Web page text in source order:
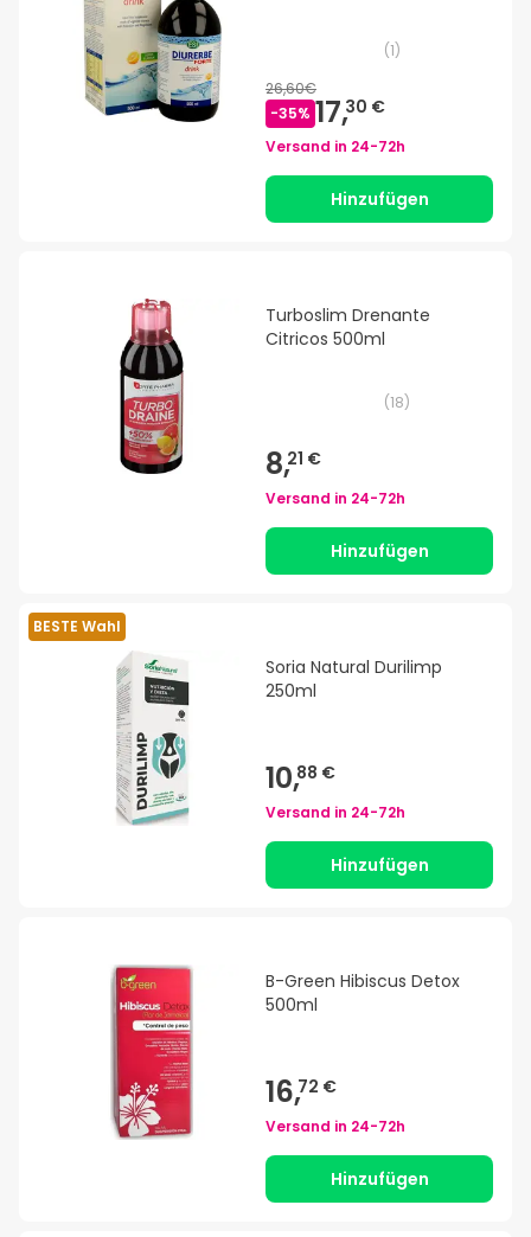
(1)
26,60€
-35% 17,30 €
Versand in 24-72h
Hinzufügen
Turboslim Drenante
Citricos 500ml
(18)
8,21 €
Versand in 24-72h
Hinzufügen
BESTE Wahl
Soria Natural Durilimp
250ml
10,88 €
Versand in 24-72h
Hinzufügen
B-Green Hibiscus Detox
500ml
16,72 €
Versand in 24-72h
Hinzufügen